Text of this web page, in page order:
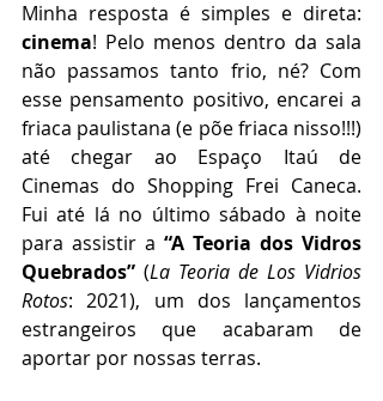
cinema! Pelo menos dentro da sala
não passamos tanto frio, né? Com
esse pensamento positivo, encarei a
friaca paulistana (e põe friaca nisso!!!)
até chegar ao Espaço Itaú de
Cinemas do Shopping Frei Caneca.
Fui até lá no último sábado à noite
para assistir a “A Teoria dos Vidros
Quebrados” (La Teoria de Los Vidrios
Rotos: 2021), um dos lançamentos
estrangeiros que acabaram de
aportar por nossas terras.